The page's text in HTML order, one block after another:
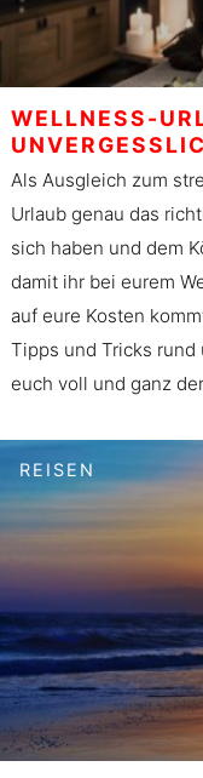
WELLNESS-
Als Ausgleich zum
Urlaub genau das
sich haben und dem
damit ihr bei eurem
auf eure Kosten
Tipps und Tricks rund
euch voll und ganz
REISEN